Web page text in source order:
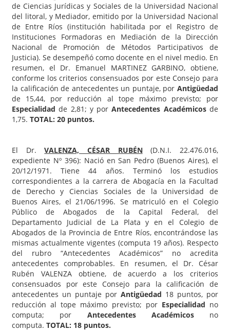
de Ciencias Jurídicas y Sociales de la Universidad Nacional
del litoral, y Mediador, emitido por la Universidad Nacional
de Entre Ríos (institución habilitada por el Registro de
Instituciones Formadoras en Mediación de la Dirección
Nacional de Promoción de Métodos Participativos de
Justicia). Se desempeñó como docente en el nivel medio. En
resumen, el Dr. Emanuel MARTINEZ GARBINO, obtiene,
conforme los criterios consensuados por este Consejo para
la calificación de antecedentes un puntaje, por Antigüedad
de 15,44, por reducción al tope máximo previsto; por
Especialidad de 2,81; y porAntecedentes Académicosde
1,75. TOTAL: 20 puntos.
El Dr.VALENZA, CÉSAR RUBÉN
(D.N.I. 22.476.016,
expediente Nº 396): Nació en San Pedro (Buenos Aires), el
20/12/1971. Tiene 44 años. Terminó los estudios
correspondientes a la carrera de Abogacía en la Facultad
de Derecho y Ciencias Sociales de la Universidad de
Buenos Aires, el 21/06/1996. Se matriculó en el Colegio
Público de Abogados de la Capital Federal, del
Departamento Judicial de La Plata y en el Colegio de
Abogados de la Provincia de Entre Ríos, encontrándose las
mismas actualmente vigentes (computa 19 años). Respecto
del rubro “Antecedentes Académicos” no acredita
antecedentes comprobables. En resumen, el Dr. César
Rubén VALENZA obtiene, de acuerdo a los criterios
consensuados por este Consejo para la calificación de
antecedentes un puntaje por Antigüedad 18 puntos, por
reducción al tope máximo previsto; por Especialidad no
computa; por Antecedentes Académicos no
computa. TOTAL: 18 puntos.